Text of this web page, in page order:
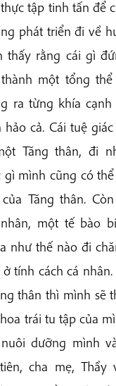
tập tinh tấn để
phát triển đi về
thấy rằng cái gì
một tổng
ra từng khía
cả. Cái tuệ
Tăng thân, đi
gì mình cũng có
Tăng thân.
một tế bào
như thế nào đi
tính cách cá
thân thì mình sẽ
trái tu tập của
dưỡng mình
cha mẹ, Thầy